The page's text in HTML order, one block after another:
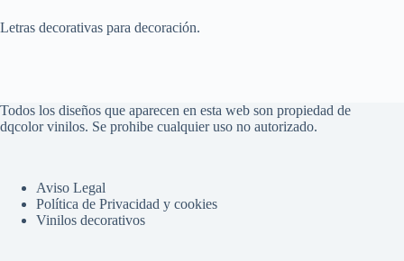
Letras decorativas para decoración.
Todos los diseños que aparecen en esta web son propiedad de
dqcolor vinilos. Se prohibe cualquier uso no autorizado.
Aviso Legal
Política de Privacidad y cookies
Vinilos decorativos